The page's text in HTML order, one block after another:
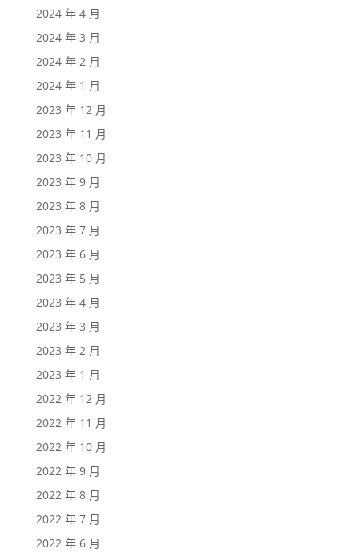
2024 年 4 月
2024 年 3 月
2024 年 2 月
2024 年 1 月
2023 年 12 月
2023 年 11 月
2023 年 10 月
2023 年 9 月
2023 年 8 月
2023 年 7 月
2023 年 6 月
2023 年 5 月
2023 年 4 月
2023 年 3 月
2023 年 2 月
2023 年 1 月
2022 年 12 月
2022 年 11 月
2022 年 10 月
2022 年 9 月
2022 年 8 月
2022 年 7 月
2022 年 6 月